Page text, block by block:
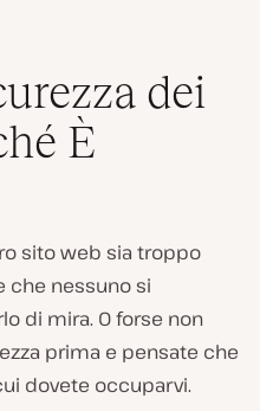
dei
È
sito web sia troppo
che nessuno si
di mira. O forse non
prima e pensate che
dovete occuparvi.